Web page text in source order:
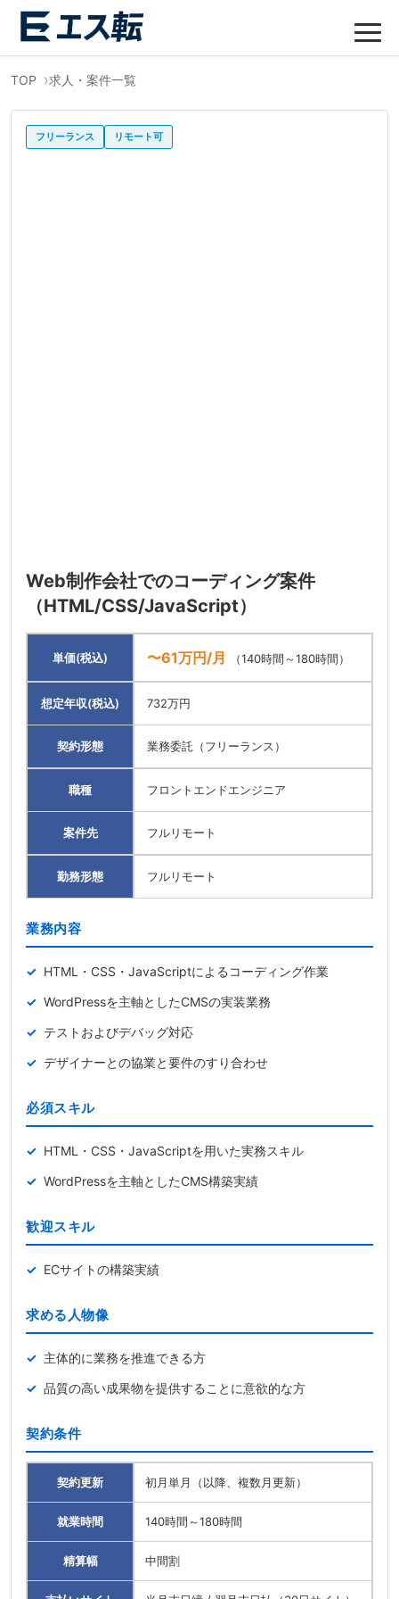
TOP 求人・案件一覧
フリーランス リモート可
Web制作会社でのコーディング案件
（HTML/CSS/JavaScript）
単価(税込) 〜61万円/月 （140時間～180時間）
想定年収(税込) 732万円
契約形態 業務委託（フリーランス）
職種 フロントエンドエンジニア
案件先 フルリモート
勤務形態 フルリモート
業務内容
HTML・CSS・JavaScriptによるコーディング作業
WordPressを主軸としたCMSの実装業務
テストおよびデバッグ対応
デザイナーとの協業と要件のすり合わせ
必須スキル
HTML・CSS・JavaScriptを用いた実務スキル
WordPressを主軸としたCMS構築実績
歓迎スキル
ECサイトの構築実績
求める人物像
主体的に業務を推進できる方
品質の高い成果物を提供することに意欲的な方
契約条件
契約更新 初月単月（以降、複数月更新）
就業時間 140時間～180時間
精算幅 中間割